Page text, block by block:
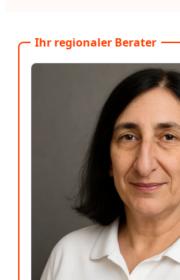
Ihr regionaler Berater